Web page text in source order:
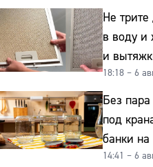
Не
в воду и
и
и
18:18 – 6
Без
под
банки
14:41 – 6